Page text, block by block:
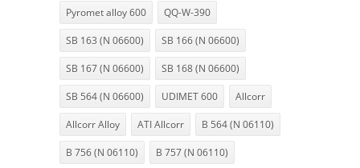
Pyromet alloy 600 QQ-W-390
SB 163 (N 06600) SB 166 (N 06600)
SB 167 (N 06600) SB 168 (N 06600)
SB 564 (N 06600) UDIMET 600 Allcorr
Allcorr Alloy ATI Allcorr B 564 (N 06110)
B 756 (N 06110) B 757 (N 06110)